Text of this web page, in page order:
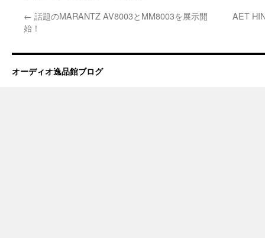
← 話題のMARANTZ AV8003とMM8003を展示開
始！
AET
オーディオ逸品館ブログ